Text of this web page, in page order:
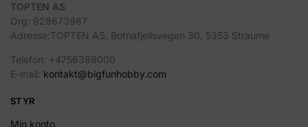
TOPTEN AS
Org: 928673987
Adresse:TOPTEN AS, Botnafjellsvegen 30, 5353 Straume
Telefon: +4756388000
E-mail: kontakt@bigfunhobby.com
STYR
Min konto